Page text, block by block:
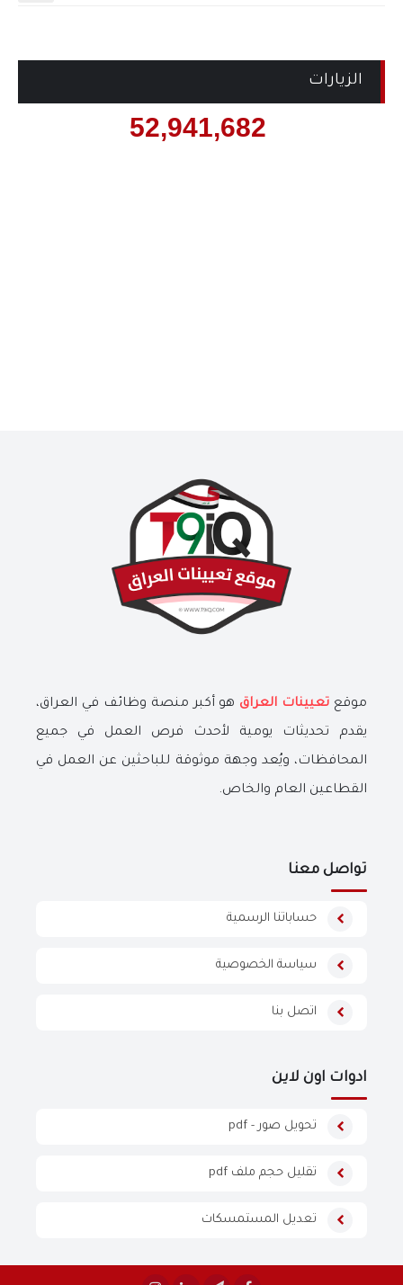
الزيارات
52,941,682
موقع تعيينات العراق هو أكبر منصة وظائف في العراق،
يقدم تحديثات يومية لأحدث فرص العمل في جميع
المحافظات، ويُعد وجهة موثوقة للباحثين عن العمل في
القطاعين العام والخاص.
تواصل معنا
حساباتنا الرسمية
سياسة الخصوصية
اتصل بنا
ادوات اون لاين
تحويل صور - pdf
تقليل حجم ملف pdf
تعديل المستمسكات